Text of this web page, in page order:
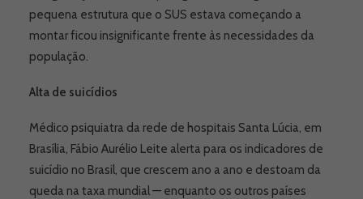
pequena estrutura que o SUS estava começando a
montar ficou insignificante frente às necessidades da
população.
Alta de suicídios
Médico psiquiatra da rede de hospitais Santa Lúcia, em
Brasília, Fábio Aurélio Leite alerta para os indicadores de
suicídio no Brasil, que crescem ano a ano e destoam da
queda na taxa mundial — enquanto os outros países